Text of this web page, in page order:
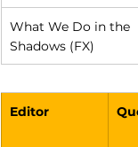
What We Do in the
Shadows (FX)
Editor